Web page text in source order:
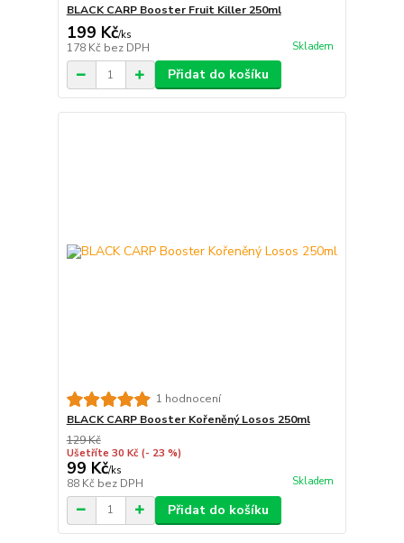
BLACK CARP Booster Fruit Killer 250ml
199 Kč/ks
178 Kč bez DPH Skladem
Přidat do košíku
1 hodnocení
BLACK CARP Booster Kořeněný Losos 250ml
129 Kč
Ušetříte 30 Kč (- 23 %)
99 Kč/ks
88 Kč bez DPH Skladem
Přidat do košíku